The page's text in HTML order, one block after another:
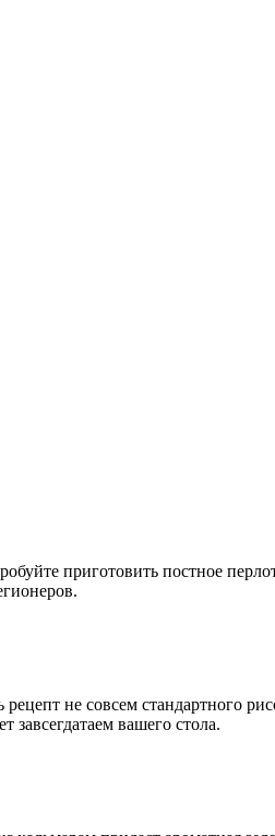
приготовить постное
не совсем стандартного
завсегдатаем вашего стола.